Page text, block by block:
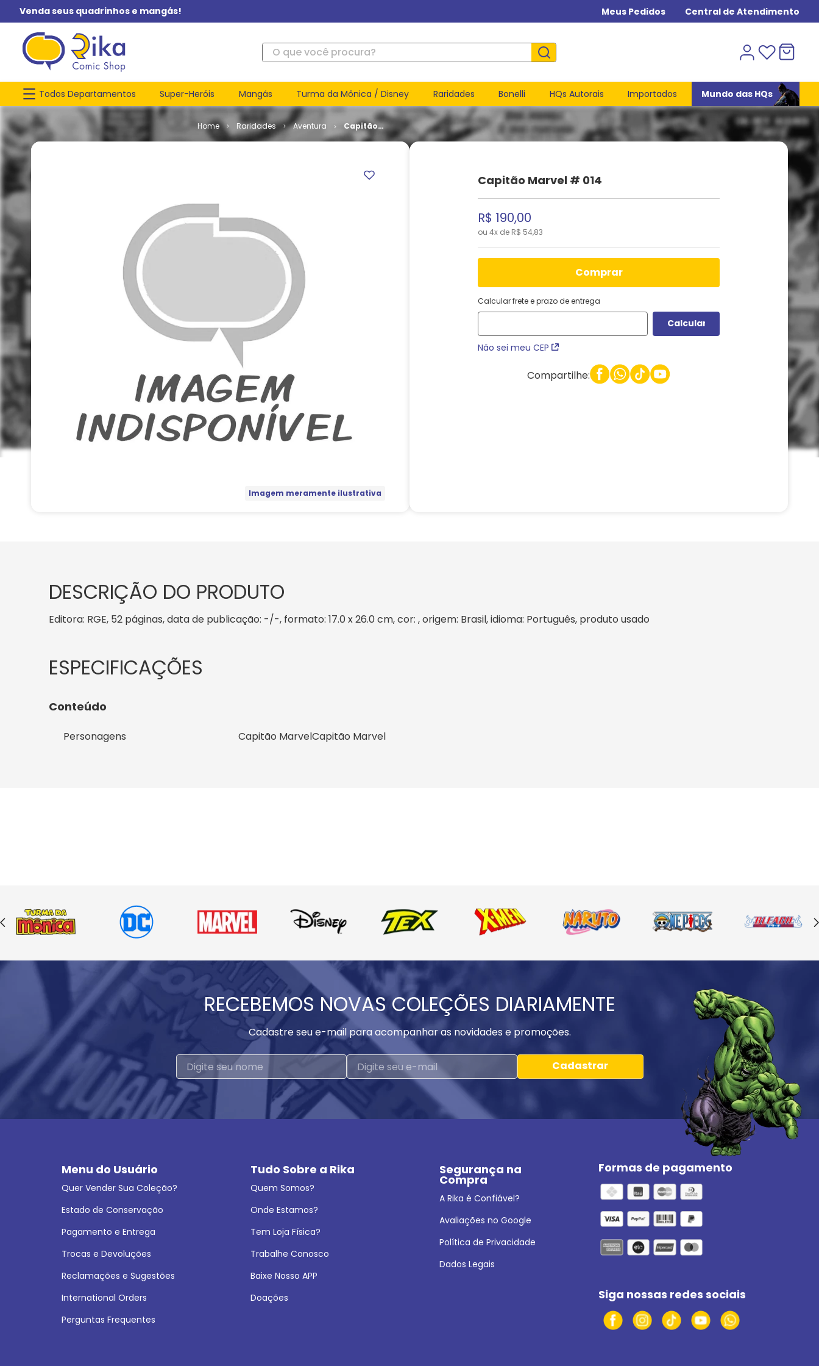
Venda seus quadrinhos e mangás! Meus Pedidos Central de Atendimento
O que você procura?
Todos Departamentos Super-Heróis Mangás Turma da Mônica / Disney Raridades Bonelli HQs Autorais Importados Mundo das HQs
Raridades Aventura
Capitão
Marvel #
Imagem meramente ilustrativa
Capitão Marvel # 014
R$ 190,00
ou 4x de R$ 54,83
comprar
Calcular frete e prazo de entrega
Não sei meu CEP
Compartilhe:
DESCRIÇÃO DO PRODUTO
Editora: RGE, 52 páginas, data de publicação: -/-, formato: 17.0 x 26.0 cm, cor: , origem: Brasil, idioma: Português, produto usado
Conteúdo
Personagens Capitão MarvelCapitão Marvel
RECEBEMOS NOVAS COLEÇÕES DIARIAMENTE
Cadastre seu e-mail para acompanhar as novidades e promoções.
Cadastrar
Menu do Usuário
Quer Vender Sua Coleção?
Estado de Conservação
Pagamento e Entrega
Trocas e Devoluções
Reclamações e Sugestões
International Orders
Perguntas Frequentes
Tudo Sobre a Rika
Quem Somos?
Onde Estamos?
Tem Loja Física?
Trabalhe Conosco
Baixe Nosso APP
Doações
Segurança na
Compra
A Rika é Confiável?
Avaliações no Google
Política de Privacidade
Dados Legais
Formas de pagamento
Siga nossas redes sociais